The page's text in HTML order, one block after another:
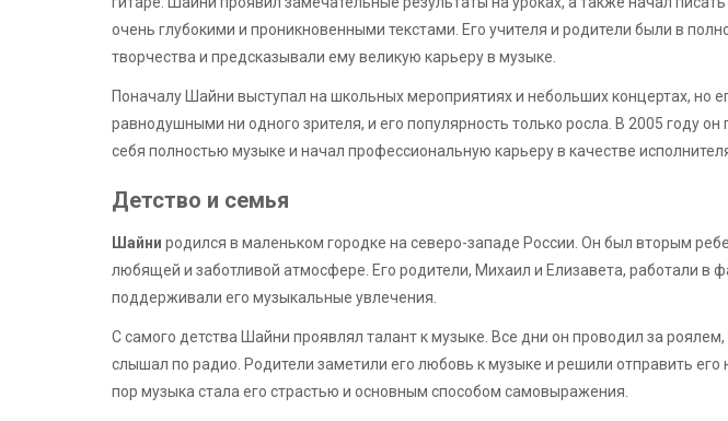
очень глубокими и проникновенными текстами. Его учителя и родители были в
творчества и предсказывали ему великую карьеру в музыке.
Поначалу Шайни выступал на школьных мероприятиях и небольших концертах, но
равнодушными ни одного зрителя, и его популярность только росла. В 2005 году
себя полностью музыке и начал профессиональную карьеру в качестве
Детство и семья
Шайни родился в маленьком городке на северо-западе России. Он был вторым
любящей и заботливой атмосфере. Его родители, Михаил и Елизавета, работали в
поддерживали его музыкальные увлечения.
С самого детства Шайни проявлял талант к музыке. Все дни он проводил за
слышал по радио. Родители заметили его любовь к музыке и решили отправить его
пор музыка стала его страстью и основным способом самовыражения.